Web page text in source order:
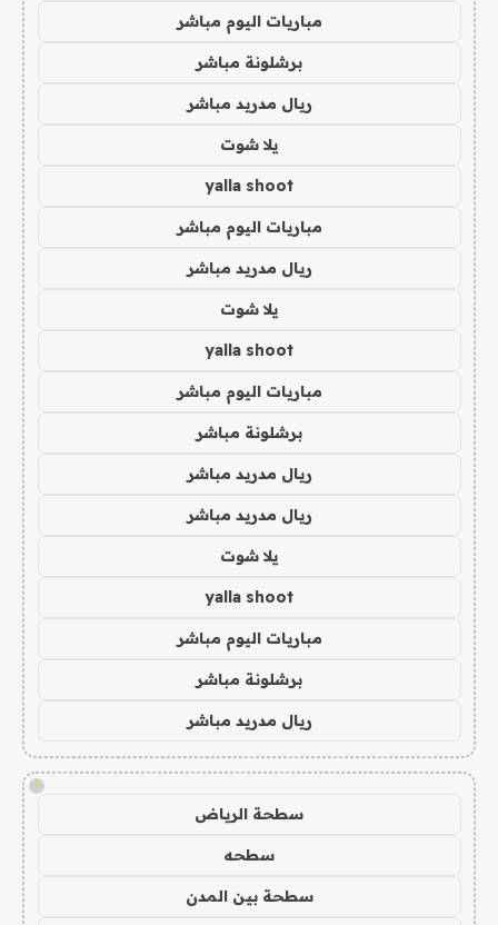
مباريات اليوم مباشر
برشلونة مباشر
ريال مدريد مباشر
يلا شوت
yalla shoot
مباريات اليوم مباشر
ريال مدريد مباشر
يلا شوت
yalla shoot
مباريات اليوم مباشر
برشلونة مباشر
ريال مدريد مباشر
ريال مدريد مباشر
يلا شوت
yalla shoot
مباريات اليوم مباشر
برشلونة مباشر
ريال مدريد مباشر
!
سطحة الرياض
سطحه
سطحة بين المدن